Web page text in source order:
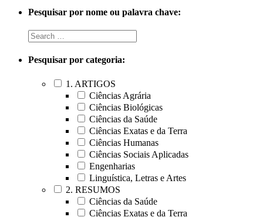
Pesquisar por nome ou palavra chave:
Pesquisar por categoria:
1. ARTIGOS
Ciências Agrária
Ciências Biológicas
Ciências da Saúde
Ciências Exatas e da Terra
Ciências Humanas
Ciências Sociais Aplicadas
Engenharias
Linguística, Letras e Artes
2. RESUMOS
Ciências da Saúde
Ciências Exatas e da Terra